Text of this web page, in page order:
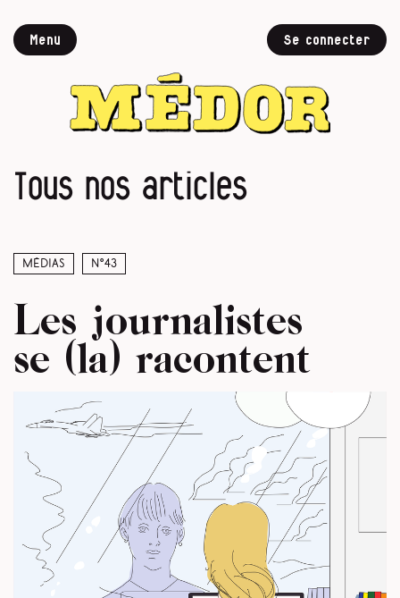
Menu Se connecter
Tous nos articles
Médias N°43
Les journalistes
se (la) racontent